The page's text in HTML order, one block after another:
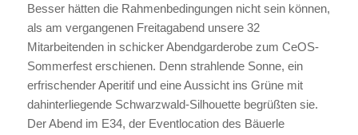
Besser hätten die Rahmenbedingungen nicht sein können,
als am vergangenen Freitagabend unsere 32
Mitarbeitenden in schicker Abendgarderobe zum CeOS-
Sommerfest erschienen. Denn strahlende Sonne, ein
erfrischender Aperitif und eine Aussicht ins Grüne mit
dahinterliegende Schwarzwald-Silhouette begrüßten sie.
Der Abend im E34, der Eventlocation des Bäuerle